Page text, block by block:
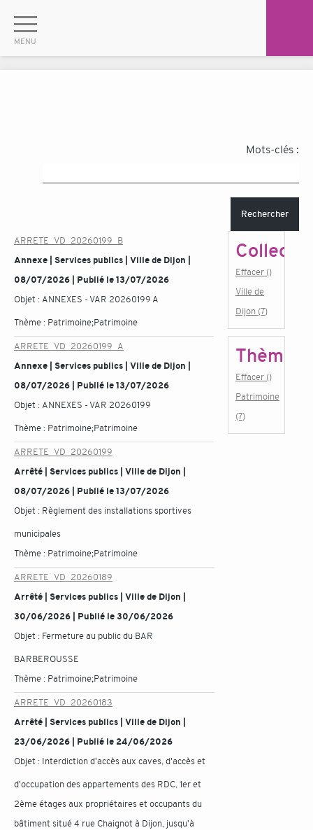
Mots-clés :
Rechercher
ARRETE_VD_20260199_B
Annexe | Services publics | Ville de Dijon |
08/07/2026 | Publié le 13/07/2026
Objet : ANNEXES - VAR 20260199 A
Thème : Patrimoine;Patrimoine
ARRETE_VD_20260199_A
Annexe | Services publics | Ville de Dijon |
08/07/2026 | Publié le 13/07/2026
Objet : ANNEXES - VAR 20260199
Thème : Patrimoine;Patrimoine
ARRETE_VD_20260199
Arrêté | Services publics | Ville de Dijon |
08/07/2026 | Publié le 13/07/2026
Objet : Règlement des installations sportives
municipales
Thème : Patrimoine;Patrimoine
ARRETE_VD_20260189
Arrêté | Services publics | Ville de Dijon |
30/06/2026 | Publié le 30/06/2026
Objet : Fermeture au public du BAR
BARBEROUSSE
Thème : Patrimoine;Patrimoine
ARRETE_VD_20260183
Arrêté | Services publics | Ville de Dijon |
23/06/2026 | Publié le 24/06/2026
Objet : Interdiction d'accès aux caves, d'accès et
d'occupation des appartements des RDC, 1er et
2ème étages aux propriétaires et occupants du
bâtiment situé 4 rue Chaignot à Dijon, jusqu'à
Effacer ()
Ville de
Dijon (7)
Thème
Effacer ()
Patrimoine
(7)